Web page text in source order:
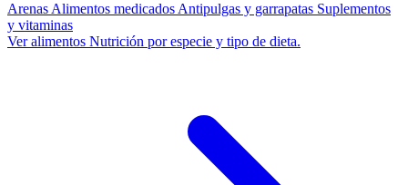
Arenas Alimentos medicados Antipulgas y garrapatas Suplementos
y vitaminas
Ver alimentos Nutrición por especie y tipo de dieta.